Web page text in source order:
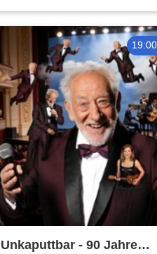
Unkaputtbar - 90 Jahre